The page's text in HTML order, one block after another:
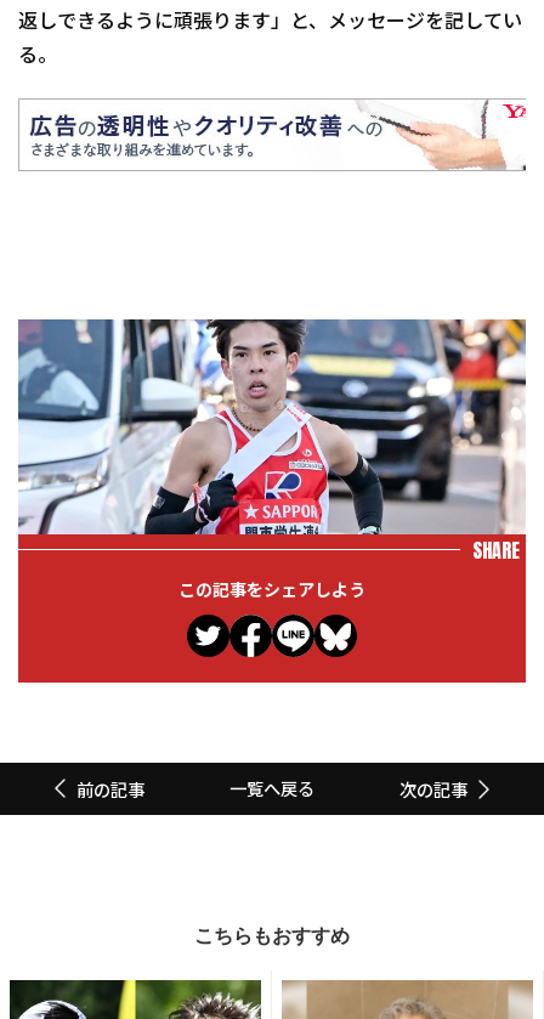
返しできるように頑張ります」と、メッセージを記してい
る。
SHARE
この記事をシェアしよう
前の記事 一覧へ戻る 次の記事
こちらもおすすめ